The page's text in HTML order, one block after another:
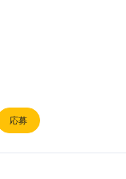
応募